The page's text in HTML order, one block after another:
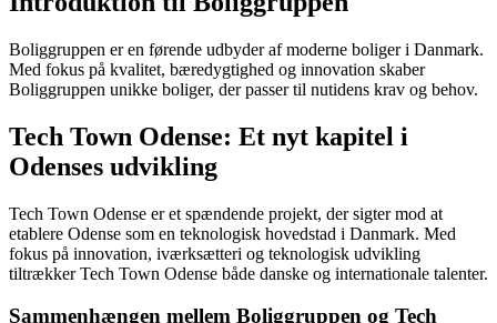
Boliggruppen er en førende udbyder af moderne boliger i Danmark.
Med fokus på kvalitet, bæredygtighed og innovation skaber
Boliggruppen unikke boliger, der passer til nutidens krav og behov.
Tech Town Odense: Et nyt kapitel i
Odenses udvikling
Tech Town Odense er et spændende projekt, der sigter mod at
etablere Odense som en teknologisk hovedstad i Danmark. Med
fokus på innovation, iværksætteri og teknologisk udvikling
tiltrækker Tech Town Odense både danske og internationale talenter.
Sammenhængen mellem Boliggruppen og Tech